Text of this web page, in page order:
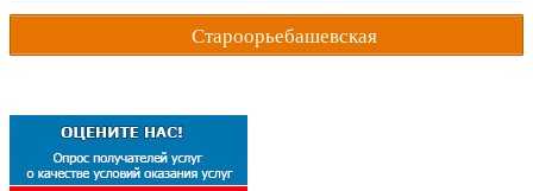
Староорьебашевская